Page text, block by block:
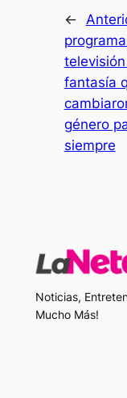
←
fantasía
género
siempre
Noticias,
Mucho Más!